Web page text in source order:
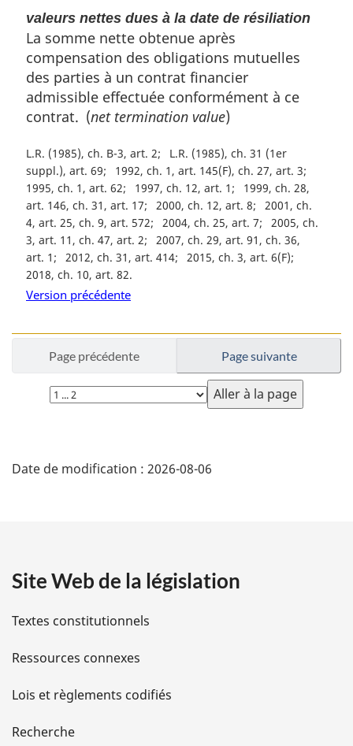
valeurs nettes dues à la date de résiliation
La somme nette obtenue après
compensation des obligations mutuelles
des parties à un contrat financier
admissible effectuée conformément à ce
contrat. (net termination value)
L.R. (1985), ch. B-3, art. 2
L.R. (1985), ch. 31 (1er
suppl.), art. 69
1992, ch. 1, art. 145(F), ch. 27, art. 3
1995, ch. 1, art. 62
1997, ch. 12, art. 1
1999, ch. 28,
art. 146, ch. 31, art. 17
2000, ch. 12, art. 8
2001, ch.
4, art. 25, ch. 9, art. 572
2004, ch. 25, art. 7
2005, ch.
3, art. 11, ch. 47, art. 2
2007, ch. 29, art. 91, ch. 36,
art. 1
2012, ch. 31, art. 414
2015, ch. 3, art. 6(F)
2018, ch. 10, art. 82
Version précédente
Page précédente Page suivante
Choisissez
la
é
i
l
s
d
e
Date de modification : 2026-08-06
Site Web de la législation
Textes constitutionnels
Ressources connexes
Lois et règlements codifiés
Recherche